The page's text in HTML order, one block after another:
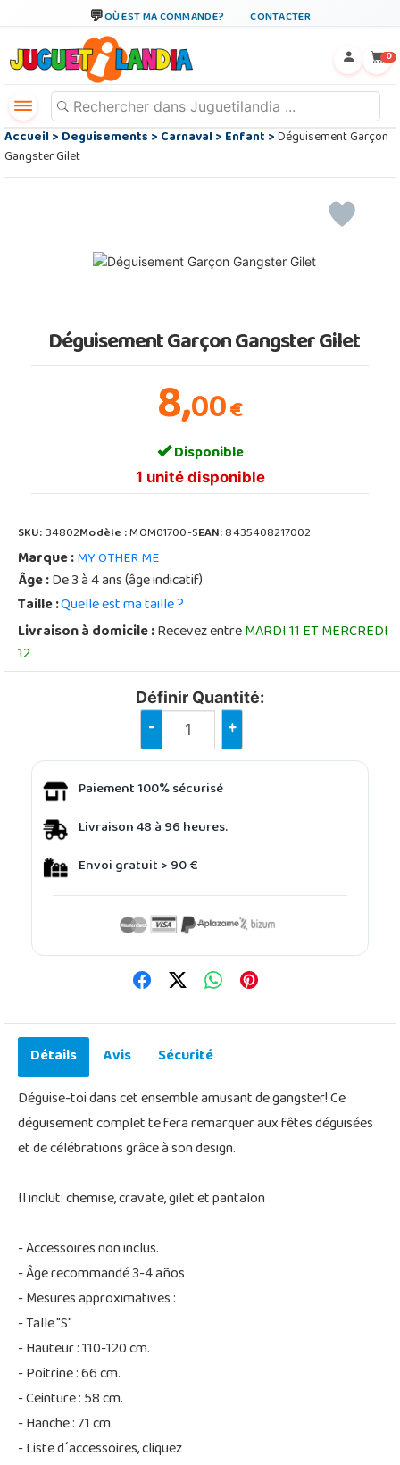
OÙ EST MA COMMANDE? CONTACTER
0
Accueil>Deguisements>Carnaval>Enfant>Déguisement Garçon
Gangster Gilet
Déguisement Garçon Gangster Gilet
8,00€
Disponible
1 unité disponible
SKU:34802Modèle :MOM01700-SEAN:8435408217002
Marque :MY OTHER ME
Âge :De 3 à 4 ans (âge indicatif)
Taille :Quelle est ma taille ?
Livraison à domicile :Recevez entreMARDI 11 ET MERCREDI
12
Définir Quantité:
- +
Paiement 100% sécurisé
Livraison 48 à 96 heures.
Envoi gratuit > 90 €
Détails Avis
Sécurité
Déguise-toi dans cet ensemble amusant de gangster! Ce
déguisement complet te fera remarquer aux fêtes déguisées
et de célébrations grâce à son design.
Il inclut: chemise, cravate, gilet et pantalon
- Accessoires non inclus.
- Âge recommandé 3-4 años
- Mesures approximatives :
- Talle "S"
- Hauteur : 110-120 cm.
- Poitrine : 66 cm.
- Ceinture : 58 cm.
- Hanche : 71 cm.
- Liste d´accessoires, cliquez